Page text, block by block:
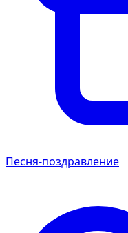
Песня-поздравление